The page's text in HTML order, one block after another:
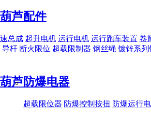
芦配件
总成 起升电机 运行电机 运行跑车装置 卷
导杆 断火限位 超载限制器 钢丝绳 镀锌系列
芦防爆电器
超载限位器 防爆控制按扭 防爆运行